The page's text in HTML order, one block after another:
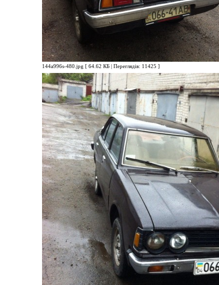
144a996s-480.jpg [ 64.62 КБ | Переглядів: 11425 ]